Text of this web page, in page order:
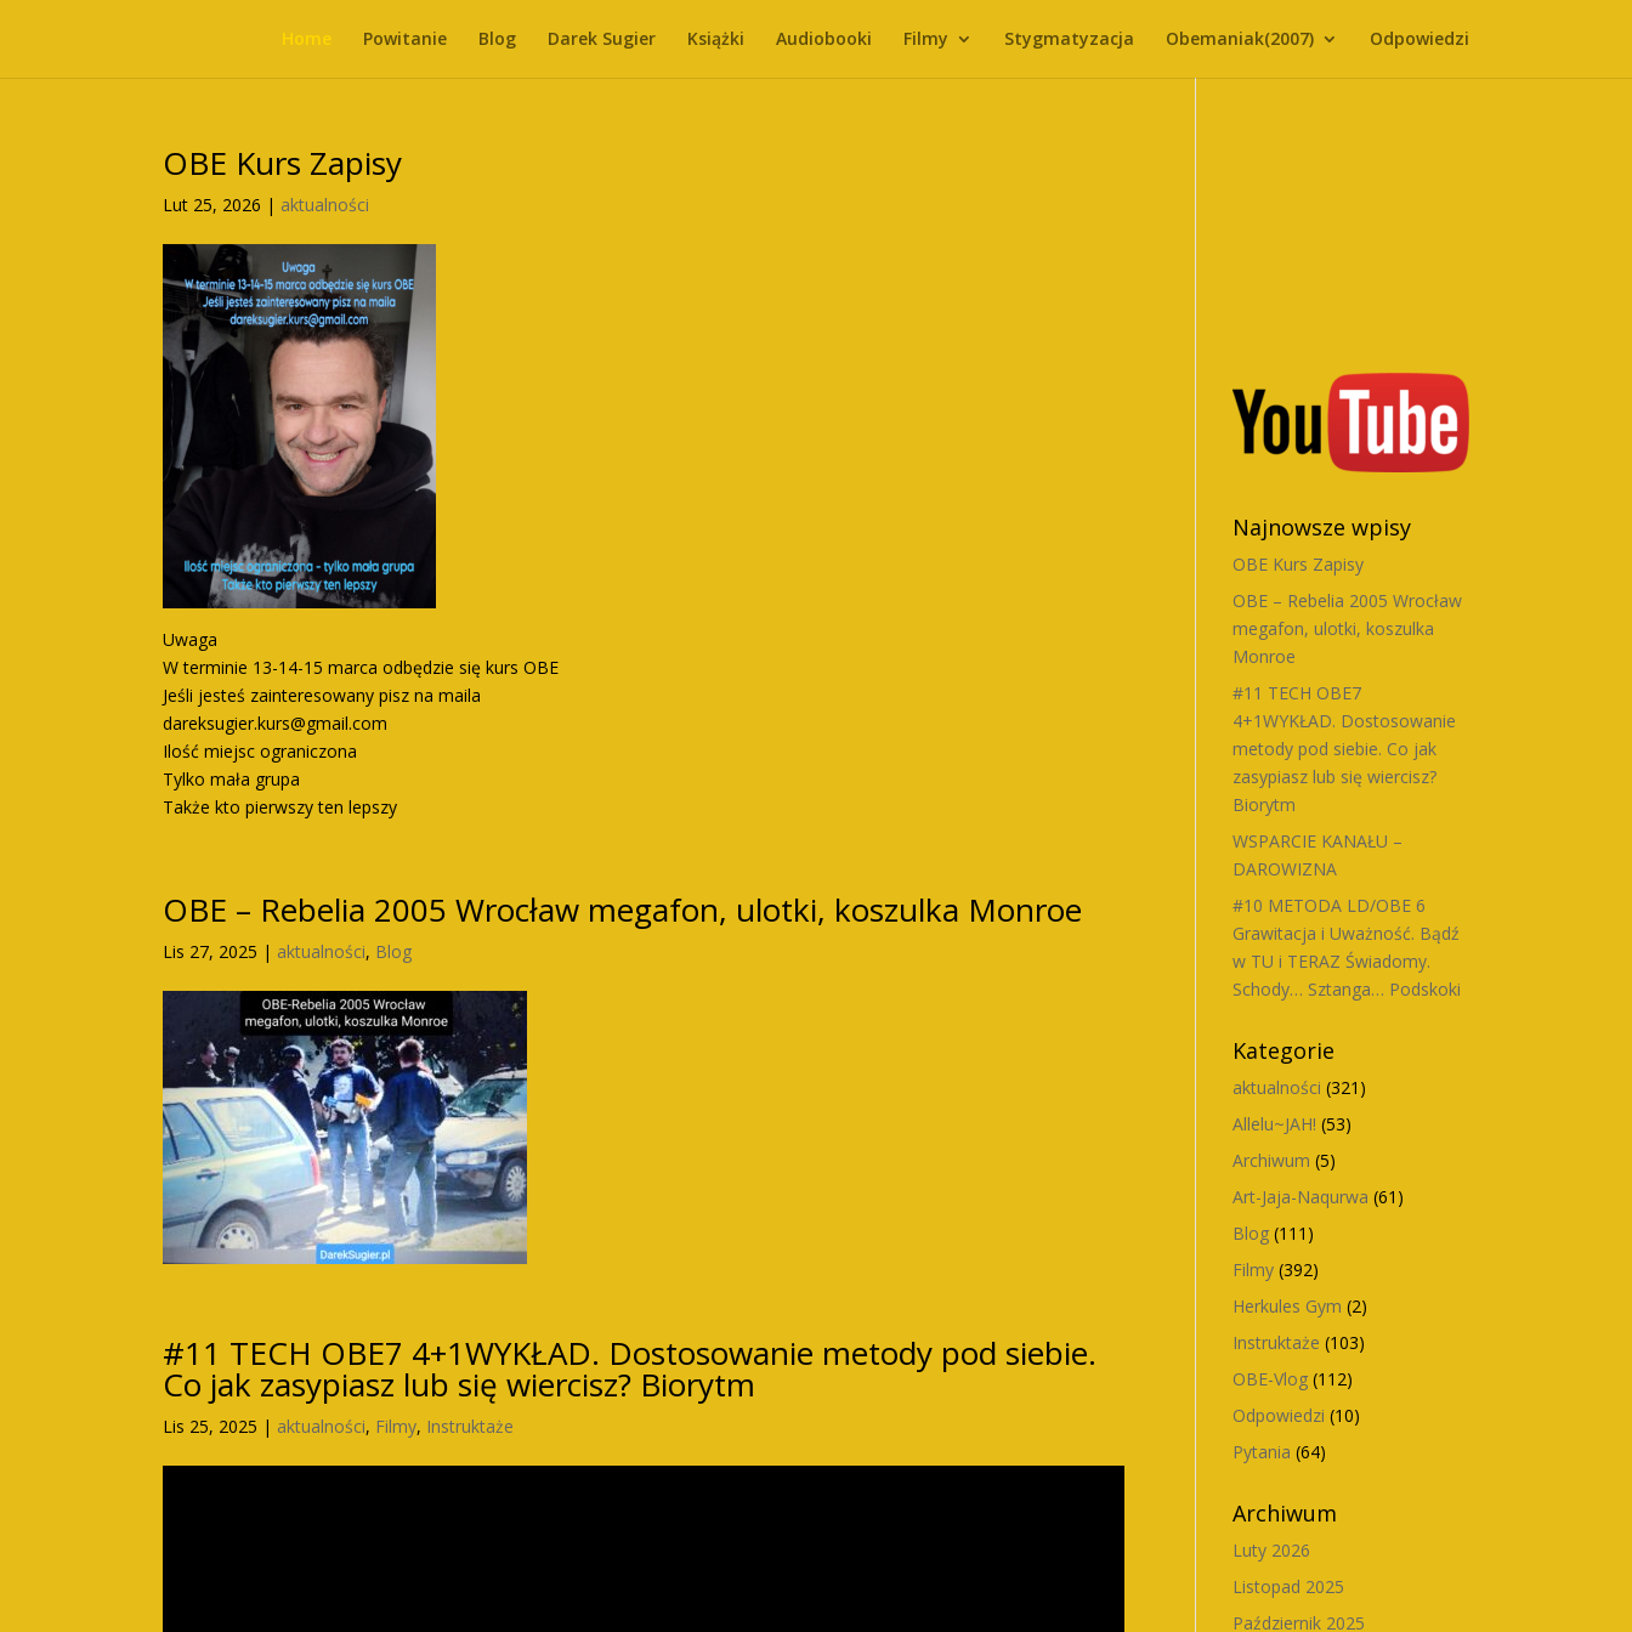
Home Powitanie Blog Darek Sugier Książki Audiobooki Filmy Stygmatyzacja Obemaniak(2007) Odpowiedzi
OBE Kurs Zapisy
Lut 25, 2026 | aktualności
Uwaga
W terminie 13-14-15 marca odbędzie się kurs OBE
Jeśli jesteś zainteresowany pisz na maila
dareksugier.kurs@gmail.com
Ilość miejsc ograniczona
Tylko mała grupa
Także kto pierwszy ten lepszy
OBE – Rebelia 2005 Wrocław megafon, ulotki, koszulka Monroe
Lis 27, 2025 | aktualności, Blog
#11 TECH OBE7 4+1WYKŁAD. Dostosowanie metody pod siebie.
Co jak zasypiasz lub się wiercisz? Biorytm
Lis 25, 2025 | aktualności, Filmy, Instruktaże
Najnowsze wpisy
OBE Kurs Zapisy
OBE – Rebelia 2005 Wrocław
megafon, ulotki, koszulka
Monroe
#11 TECH OBE7
4+1WYKŁAD. Dostosowanie
metody pod siebie. Co jak
zasypiasz lub się wiercisz?
Biorytm
WSPARCIE KANAŁU –
DAROWIZNA
#10 METODA LD/OBE 6
Grawitacja i Uważność. Bądź
w TU i TERAZ Świadomy.
Schody… Sztanga… Podskoki
Kategorie
aktualności (321)
Allelu~JAH! (53)
Archiwum (5)
Art-Jaja-Naqurwa (61)
Blog (111)
Filmy (392)
Herkules Gym (2)
Instruktaże (103)
OBE-Vlog (112)
Odpowiedzi (10)
Pytania (64)
Archiwum
Luty 2026
Listopad 2025
Październik 2025